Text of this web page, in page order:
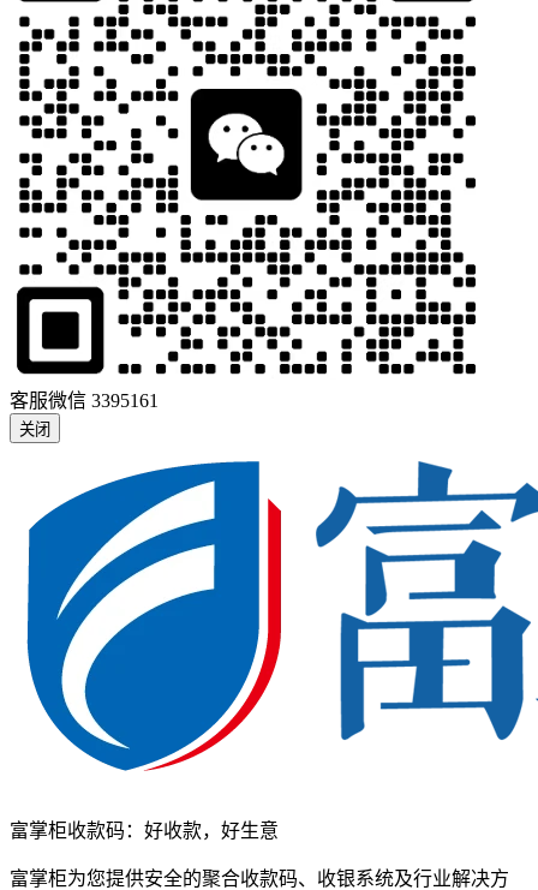
客服微信 3395161
关闭
富掌柜收款码：好收款，好生意
富掌柜为您提供安全的聚合收款码、收银系统及行业解决方